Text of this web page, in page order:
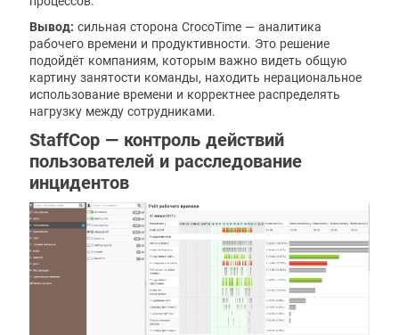
Вывод: сильная сторона CrocoTime — аналитика
рабочего времени и продуктивности. Это решение
подойдёт компаниям, которым важно видеть общую
картину занятости команды, находить нерациональное
использование времени и корректнее распределять
нагрузку между сотрудниками.
StaffCop — контроль действий
пользователей и расследование
инцидентов